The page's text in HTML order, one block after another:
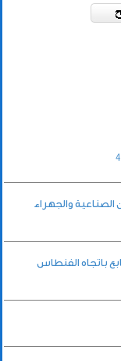
صبحان الصناعية والجهراء
باتجاه الفنطاس